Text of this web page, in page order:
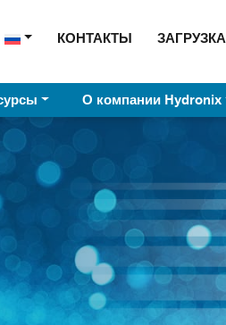
КОНТАКТЫ ЗАГРУЗКА
О компании Hydronix